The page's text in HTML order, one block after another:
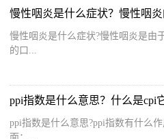
慢性咽炎是什么症状？慢性咽炎
慢性咽炎是什么症状?慢性咽炎是由
的口...
ppi指数是什么意思？什么是cpi
ppi指数是什么意思?ppi指数有什么